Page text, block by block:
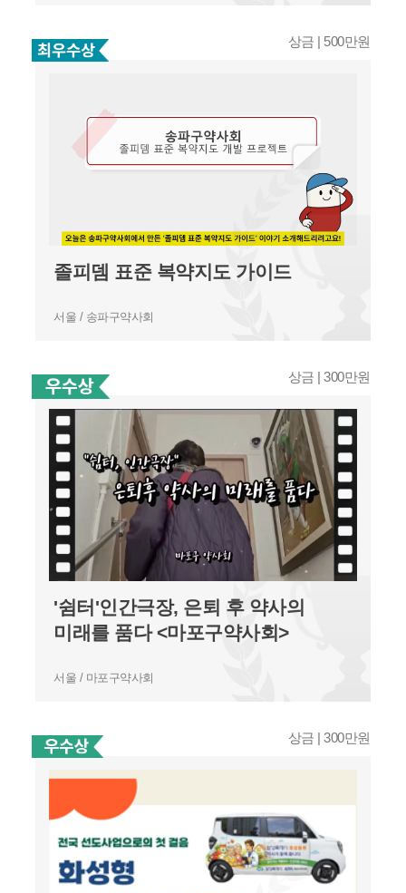
졸피뎀 표준 복약지도 가이드
서울 / 송파구약사회
상금 | 500만원
'쉼터'인간극장, 은퇴 후 약사의
미래를 품다 <마포구약사회>
서울 / 마포구약사회
상금 | 300만원
상금 | 300만원